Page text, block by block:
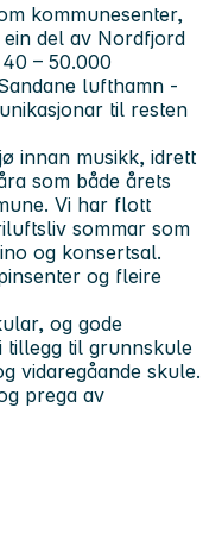
kommunesenter,
del av Nordfjord
– 50.000
lufthamn -
til resten
innan musikk, idrett
som både årets
Vi har flott
sommar som
og konsertsal.
og fleire
og gode
tillegg til grunnskule
vidaregåande skule.
prega av